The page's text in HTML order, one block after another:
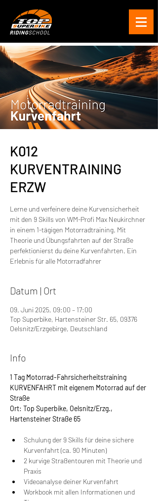
K012
KURVENTRAINING
ERZW
Lerne und verfeinere deine Kurvensicherheit
mit den 9 Skills von WM-Profi Max Neukirchner
in einem 1-tägigen Motorradtraining. Mit
Theorie und Übungsfahrten auf der Straße
perfektionierst du deine Kurvenfahrten. Ein
Erlebnis für alle Motorradfahrer
Datum | Ort
09. Juni 2025, 09:00 – 17:00
Top Superbike, Hartensteiner Str. 65, 09376
Oelsnitz/Erzgebirge, Deutschland
Info
1 Tag Motorrad-Fahrsicherheitstraining
KURVENFAHRT mit eigenem Motorrad auf der
Straße
Ort: Top Superbike, Oelsnitz/Erzg.,
Hartensteiner Straße 65
Schulung der 9 Skills für deine sichere
Kurvenfahrt (ca. 90 Minuten)
2 kurvige Straßentouren mit Theorie und
Praxis
Videoanalyse deiner Kurvenfahrt
Workbook mit allen Informationen und